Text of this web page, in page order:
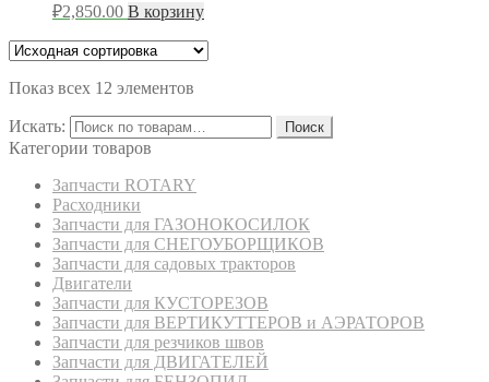
₽2,850.00 В корзину
Показ всех 12 элементов
Искать: Поиск
Категории товаров
Запчасти ROTARY
Расходники
Запчасти для ГАЗОНОКОСИЛОК
Запчасти для СНЕГОУБОРЩИКОВ
Запчасти для садовых тракторов
Двигатели
Запчасти для КУСТОРЕЗОВ
Запчасти для ВЕРТИКУТТЕРОВ и АЭРАТОРОВ
Запчасти для резчиков швов
Запчасти для ДВИГАТЕЛЕЙ